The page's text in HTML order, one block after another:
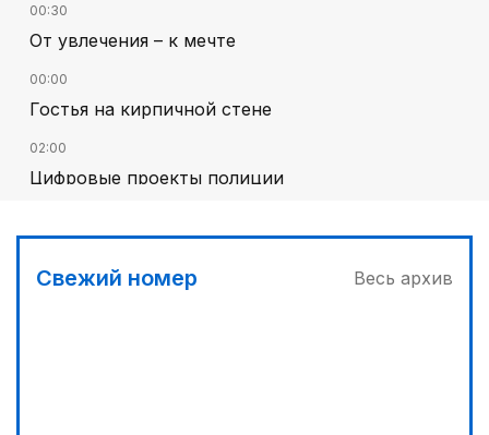
00:30
От увлечения – к мечте
00:00
Гостья на кирпичной стене
02:00
Цифровые проекты полиции
Жизнь за окном
01:00
Свежий номер Весь архив